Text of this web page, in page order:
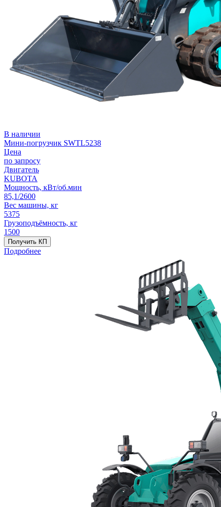
В наличии
Мини-погрузчик SWTL5238
Цена
по запросу
Двигатель
KUBOTA
Мощность, кВт/об.мин
85,1/2600
Вес машины, кг
5375
Грузоподъёмность, кг
1500
Получить КП
Подробнее